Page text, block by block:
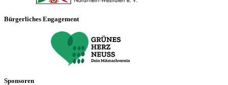
Bürgerliches Engagement
Sponsoren